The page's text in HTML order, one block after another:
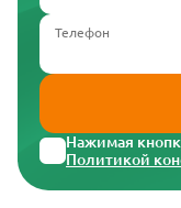
Телефон
Нажимая
Политикой